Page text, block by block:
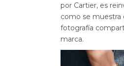
por Cartier, es
como se muestra
fotografía
marca.